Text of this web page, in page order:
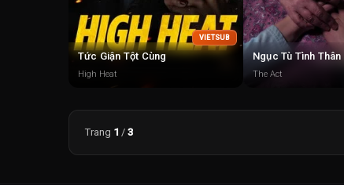
VIETSUB
Tức Giận Tột Cùng
High Heat
Ngục Tù Tình Thân
The Act
Trang 1 / 3